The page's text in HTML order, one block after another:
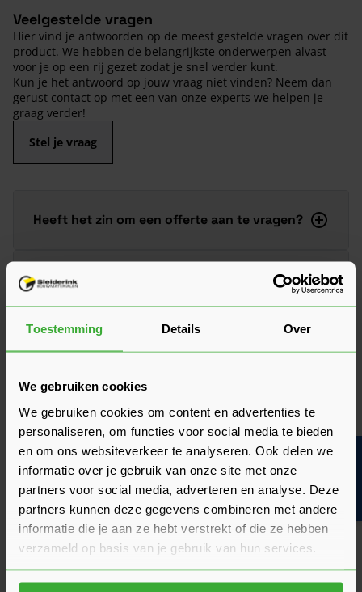
Toestemming Details Over
We gebruiken cookies
We gebruiken cookies om content en advertenties te
personaliseren, om functies voor social media te bieden
en om ons websiteverkeer te analyseren. Ook delen we
informatie over je gebruik van onze site met onze
partners voor social media, adverteren en analyse. Deze
partners kunnen deze gegevens combineren met andere
informatie die je aan ze hebt verstrekt of die ze hebben
verzameld op basis van je gebruik van hun services.
Veelgestelde vragen
Hier vind je antwoorden op de meest gestelde vragen over dit
product. We hebben de belangrijkste onderwerpen alvast
voor je op een rij gezet zodat je snel verder kunt.
Kun je het antwoord op jouw vraag niet vinden? Neem dan
gerust contact op met een van onze experts we helpen je
graag verder!
Stel je vraag
Heeft het zin om een offerte aan te vragen?
Wat is de actuele levertijd?
Media
Betonsteen is een steensoort gemaakt van cement, zand en
water. Vaak is er nog een natuurlijke kleurstof aan
toegevoegd. Betonsteen is in verschillende kleuren en maten
verkrijgbaar. Omdat beton op verschillende manieren
bewerkt kan worden, kun je er allerlei verschillende sferen
mee creëren. Zo zijn er geslepen, geborstelde, gestraalde en
gewassen betontegels verkrijgbaar. Betontegels zijn
betaalbaar, gaan lang mee en zijn redelijk eenvoudig zelf te
leggen. Naast betonnen stenen, tegels en muurelementen
kun je ook stapelblokken, traptreden en bloembakken van
beton in je tuin plaatsen. Gebruik je betontegels voor een
pad of oprit, dan moeten de tegels minimaal zes centimeter